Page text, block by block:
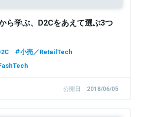
ら学ぶ、D2Cをあえて選ぶ3つ
小売／RetailTech
公開日 2018/06/05